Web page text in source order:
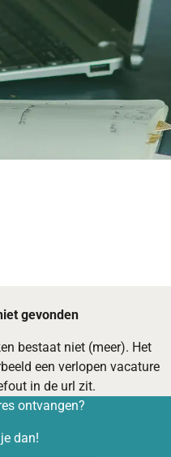
gevonden
bestaat niet (meer). Het
een verlopen vacature
in de url zit.
ontvangen?
dan!